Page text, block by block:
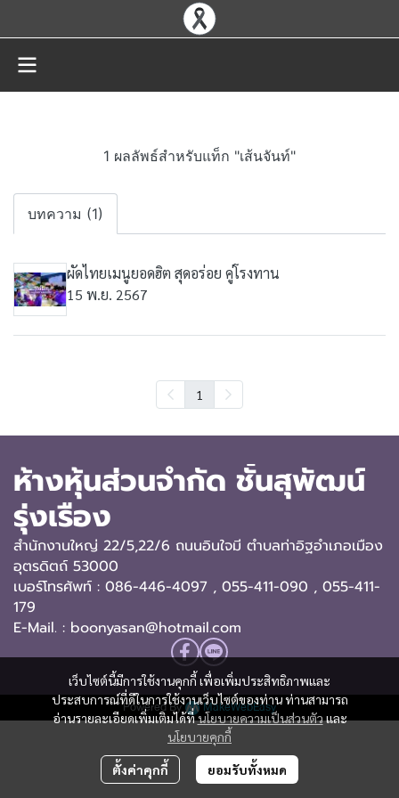
1 ผลลัพธ์สำหรับแท็ก "เส้นจันท์"
บทความ (1)
ผัดไทยเมนูยอดฮิต สุดอร่อย คู่โรงทาน
15 พ.ย. 2567
1
เว็บไซต์นี้มีการใช้งานคุกกี้ เพื่อเพิ่มประสิทธิภาพและ
ประสบการณ์ที่ดีในการใช้งานเว็บไซต์ของท่าน ท่านสามารถ
อ่านรายละเอียดเพิ่มเติมได้ที่นโยบายความเป็นส่วนตัวและ
นโยบายคุกกี้
ตั้งค่าคุกกี้ ยอมรับทั้งหมด
ห้างหุ้นส่วนจำกัด ชั้นสุพัฒน์
รุ่งเรือง
สำนักงานใหญ่ 22/5,22/6 ถนนอินใจมี ตำบลท่าอิฐอำเภอเมือง
อุตรดิตถ์ 53000
เบอร์โทรศัพท์ : 086-446-4097 , 055-411-090 , 055-411-
179
E-Mail. : boonyasan@hotmail.com
Powered By MakeWebEasy